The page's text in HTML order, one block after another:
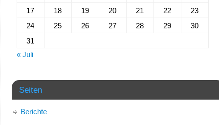
17
18 19 20 21 22
23
24
25 26 27 28 29
30
31
« Juli
Seiten
Berichte